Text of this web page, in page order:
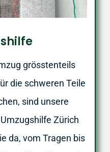
grösstenteils
die schweren Teile
sind unsere
Zürich
da, vom Tragen bis